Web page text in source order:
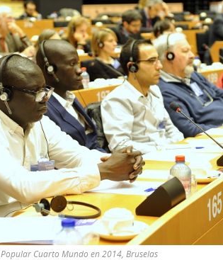
Cuarto Mundo en 2014, Bruselas